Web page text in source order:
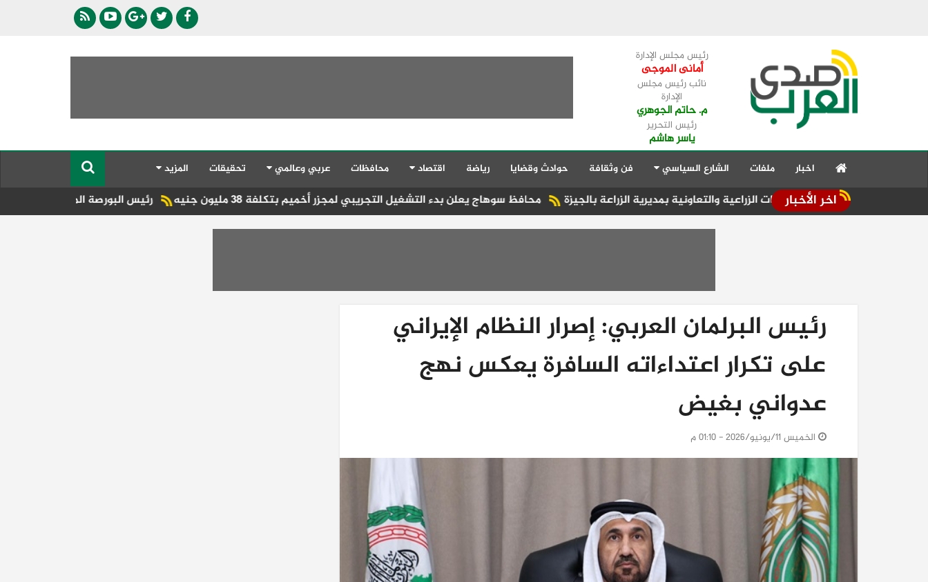
رئيس مجلس الإدارة
أمانى الموجى
نائب رئيس مجلس
الإدارة
م. حاتم الجوهري
رئيس التحرير
ياسر هاشم
اخبار ملفات الشارع السياسي فن وثقافة حوادث وقضايا رياضة اقتصاد محافظات عربي وعالمي تحقيقات المزيد
اخر الأخبار رئيس البورصة المصرية يلتقي رئيس جهاز محافظ سوهاج يعلن بدء التشغيل التجريبي لمجزر أخميم بتكلفة 38 مليون جنيه بعض الإدارات الزراعية والتعاونية بمديرية الزراعة بالجيزة
رئيس البرلمان العربي: إصرار النظام الإيراني
على تكرار اعتداءاته السافرة يعكس نهج
عدواني بغيض
الخميس 11/يونيو/2026 - 01:10 م